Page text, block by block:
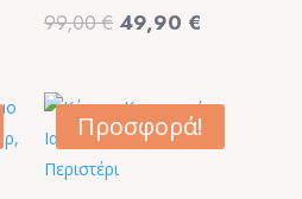
99,00€ Original
99,00 €.
49,90 €
49,90 €.
Προσφορά!